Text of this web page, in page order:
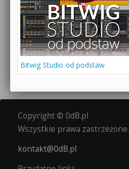
Bitwig Studio od podstaw
Copyright © 0dB.pl
Wszystkie prawa zastrzeżone.
kontakt@0dB.pl